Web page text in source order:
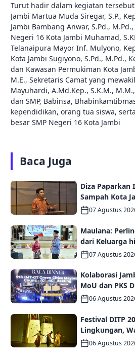
Turut hadir dalam kegiatan tersebut
Jambi Martua Muda Siregar, S.P.,
Jambi Bambang Anwar, S.Pd.,
Negeri 16 Kota Jambi Muhamad,
Telanaipura Mayor Inf. Mulyono,
Kota Jambi Sugiyono, S.Pd., M.Pd.,
dan Kawasan Permukiman Kota
M.E., Sekretaris Camat yang
Mayuhardi, A.Md.Kep., S.K.M.,
dan SMP, Babinsa,
kependidikan, orang tua siswa,
besar SMP Negeri 16 Kota Jambi
Baca Juga
Diza Paparkan
Sampah Kota
ASPAC,
07 Agustus
Maulana:
dari Keluarga
yang Ramah
07 Agustus
Kolaborasi
MoU dan PKS
Gala Dinner
06 Agustus
Festival DITP
Lingkungan,
Karya Seniman
06 Agustus